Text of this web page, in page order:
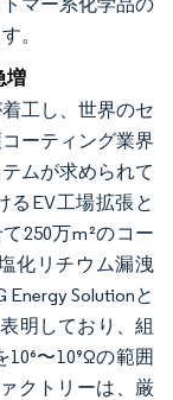
。
増
工し、世界のセ
ーティング業界
ムが求められて
るEV工場拡張と
250万m²のコー
化リチウム漏洩
Solutionと
明しており、組
〜10⁹Ωの範囲
クトリーは、厳